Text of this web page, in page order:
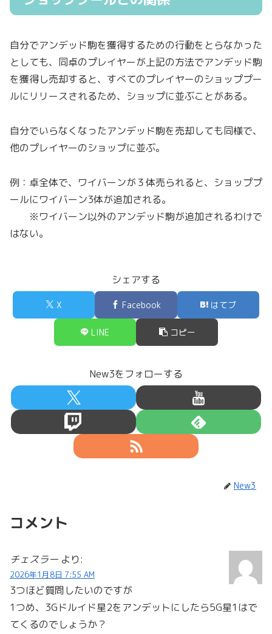
自分でアンデッド駒を獲得するための行動をとらなかった
としても、同卓のプレイヤーが上記の方法でアンデッド駒
を獲得し売却すると、すべてのプレイヤーのショッププー
ルにリリースされるため、ショップに並ぶことがある。
自分でいらなくなったアンデッド駒を売却しても同様で、
他のプレイヤーのショップに並ぶ。
例：卓全体で、ワイバーンが３体売られると、ショッププ
ールにワイバーン3体が追加される。
※ワイバーン以外のアンデッド駒が追加されるわけで
はない。
シェアする
X Facebook はてブ
LINE コピー
New3をフォローする
New3
コメント
チェスラー より:
2026年1月8日 7:55 AM
3つほど質問したいのですが
1つめ、3Gドルイド星2をアンデットにしたら5G星1はで
てくるのでしょうか？